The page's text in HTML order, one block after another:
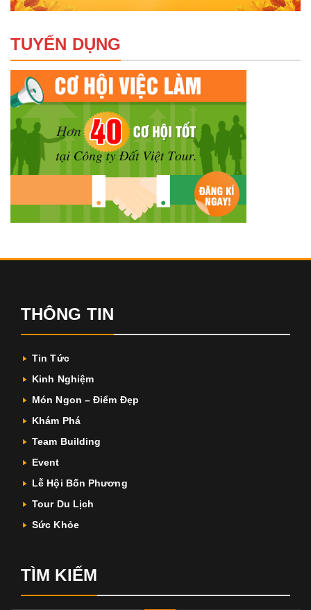
TUYỂN DỤNG
THÔNG TIN
Tin Tức
Kinh Nghiệm
Món Ngon – Điểm Đẹp
Khám Phá
Team Building
Event
Lễ Hội Bốn Phương
Tour Du Lịch
Sức Khỏe
TÌM KIẾM